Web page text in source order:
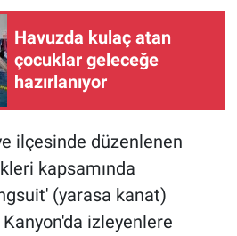
Havuzda kulaç atan
çocuklar geleceğe
hazırlanıyor
ilçesinde düzenlenen
kapsamında
(yarasa kanat)
Kanyon'da izleyenlere